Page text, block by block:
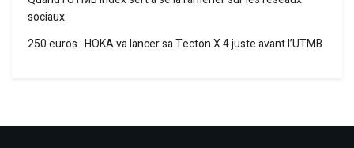
sociaux
250 euros : HOKA va lancer sa Tecton X 4 juste avant l’UTMB